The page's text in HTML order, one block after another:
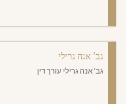
גב' אנה גרילי
גב' אנה גרילי עורך דין